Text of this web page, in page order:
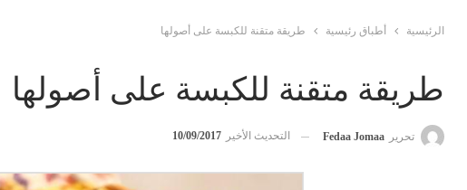
الرئيسية أطباق رئيسية طريقة متقنة للكبسة على أصولها
طريقة متقنة للكبسة على أصولها
تحرير Fedaa Jomaa التحديث الأخير 10/09/2017